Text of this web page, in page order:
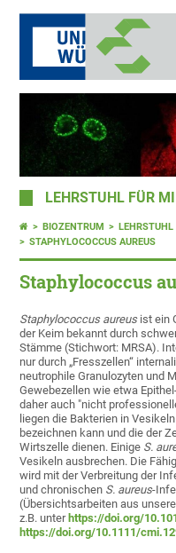
LEHRSTUHL FÜR
BIOZENTRUM
STAPHYLOCOCCUS AUREUS
Staphylococcus
Staphylococcus aureusist ein
der Keim bekannt durch
Stämme (Stichwort: MRSA).
nur durch „Fresszellen“
neutrophile Granulozyten und
Gewebezellen wie etwa
daher auch "nicht
liegen die Bakterien in
bezeichnen kann und die der
Wirtszelle dienen. Einige S.
Vesikeln ausbrechen. Die
wird mit der Verbreitung der
und chronischen S. aureus-
(Übersichtsarbeiten aus
z.B. unter https://doi.org/
https://doi.org/10.1111/